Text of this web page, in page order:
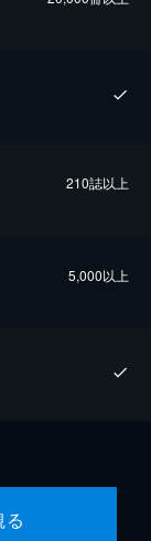
210誌以上
5,000以上